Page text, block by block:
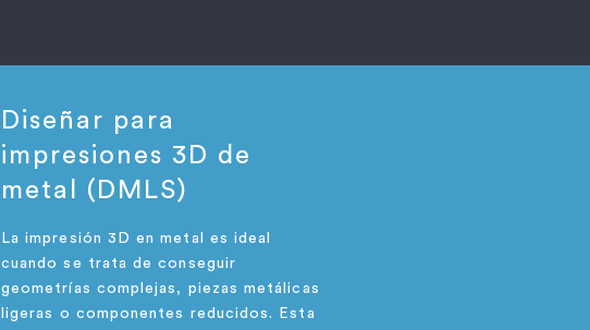
Diseñar para
impresiones 3D de
metal (DMLS)
La impresión 3D en metal es ideal
cuando se trata de conseguir
geometrías complejas, piezas metálicas
ligeras o componentes reducidos. Esta